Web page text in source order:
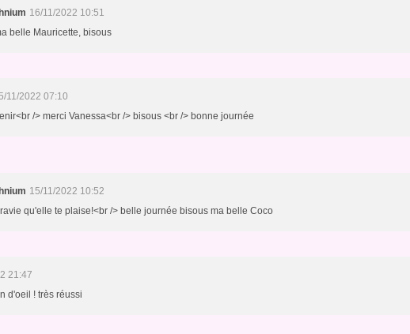
16/11/2022 10:51
belle Mauricette, bisous
11/2022 07:10
/> merci Vanessa<br /> bisous <br /> bonne journée
15/11/2022 10:52
qu'elle te plaise!<br /> belle journée bisous ma belle Coco
21:47
d'oeil ! très réussi